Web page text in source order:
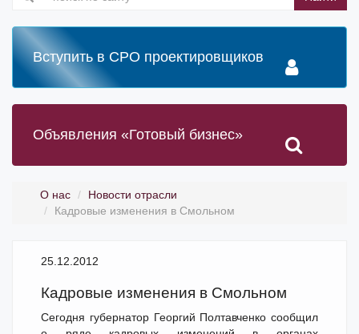
Вступить в СРО проектировщиков
Объявления «Готовый бизнес»
О нас
Новости отрасли
Кадровые изменения в Смольном
25.12.2012
Кадровые изменения в Смольном
Сегодня губернатор Георгий Полтавченко сообщил